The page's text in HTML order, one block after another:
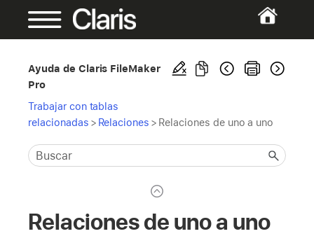
Ayuda de Claris FileMaker
Pro
Trabajar con tablas
relacionadas > Relaciones > Relaciones de uno a uno
Relaciones de uno a uno